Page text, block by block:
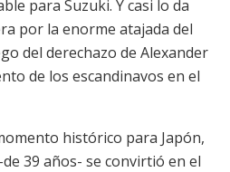
para Suzuki. Y casi lo da
por la enorme atajada del
del derechazo de Alexander
de los escandinavos en el
histórico para Japón,
39 años- se convirtió en el